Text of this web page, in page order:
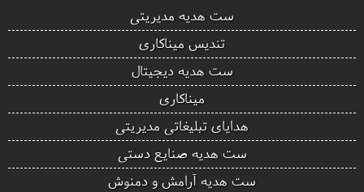
ست هدیه مدیریتی
تندیس میناکاری
ست هدیه دیجیتال
میناکاری
هدایای تبلیغاتی مدیریتی
ست هدیه صنایع دستی
ست هدیه آرامش و دمنوش